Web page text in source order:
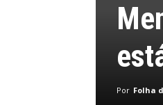
Por Folha